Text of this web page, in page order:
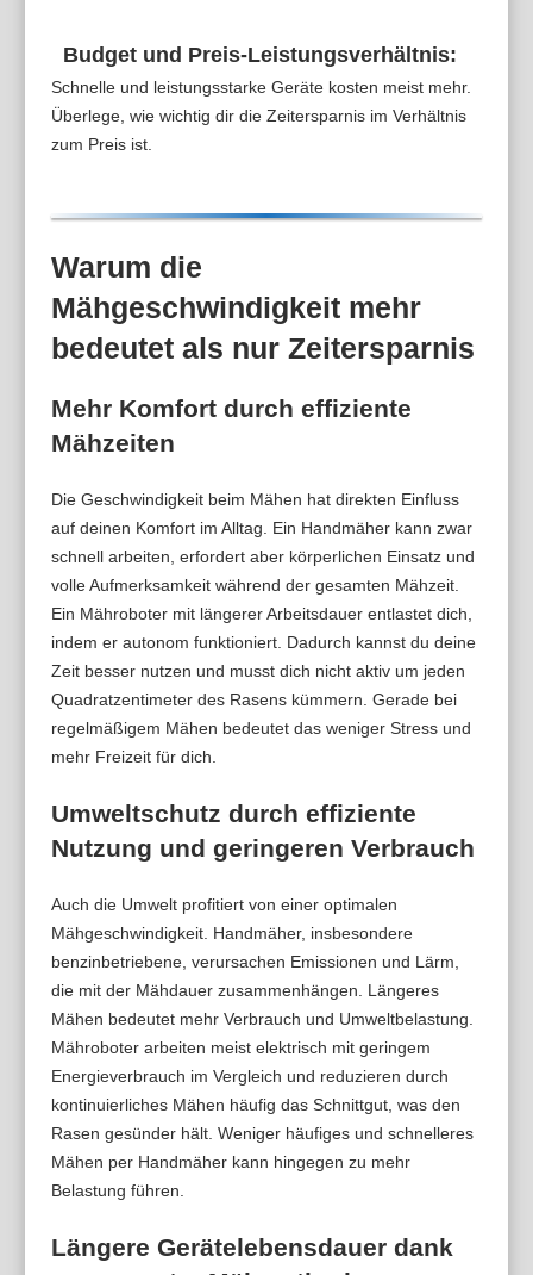
Budget und Preis-Leistungsverhältnis:
Schnelle und leistungsstarke Geräte kosten meist mehr.
Überlege, wie wichtig dir die Zeitersparnis im Verhältnis
zum Preis ist.
Warum die
Mähgeschwindigkeit mehr
bedeutet als nur Zeitersparnis
Mehr Komfort durch effiziente
Mähzeiten
Die Geschwindigkeit beim Mähen hat direkten Einfluss
auf deinen Komfort im Alltag. Ein Handmäher kann zwar
schnell arbeiten, erfordert aber körperlichen Einsatz und
volle Aufmerksamkeit während der gesamten Mähzeit.
Ein Mähroboter mit längerer Arbeitsdauer entlastet dich,
indem er autonom funktioniert. Dadurch kannst du deine
Zeit besser nutzen und musst dich nicht aktiv um jeden
Quadratzentimeter des Rasens kümmern. Gerade bei
regelmäßigem Mähen bedeutet das weniger Stress und
mehr Freizeit für dich.
Umweltschutz durch effiziente
Nutzung und geringeren Verbrauch
Auch die Umwelt profitiert von einer optimalen
Mähgeschwindigkeit. Handmäher, insbesondere
benzinbetriebene, verursachen Emissionen und Lärm,
die mit der Mähdauer zusammenhängen. Längeres
Mähen bedeutet mehr Verbrauch und Umweltbelastung.
Mähroboter arbeiten meist elektrisch mit geringem
Energieverbrauch im Vergleich und reduzieren durch
kontinuierliches Mähen häufig das Schnittgut, was den
Rasen gesünder hält. Weniger häufiges und schnelleres
Mähen per Handmäher kann hingegen zu mehr
Belastung führen.
Längere Gerätelebensdauer dank